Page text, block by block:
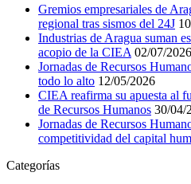
Gremios empresariales de
regional tras sismos del 24J
Industrias de Aragua suman
acopio de la CIEA 02/07/2026
Jornadas de Recursos
todo lo alto 12/05/2026
CIEA reafirma su apuesta al
de Recursos Humanos 30/04/
Jornadas de Recursos
competitividad del capital
Categorías